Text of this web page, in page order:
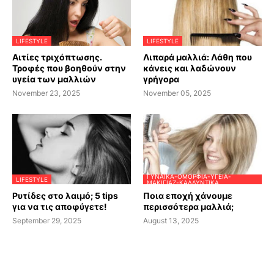
LIFESTYLE
Αιτίες τριχόπτωσης.
Τροφές που βοηθούν στην
υγεία των μαλλιών
November 23, 2025
LIFESTYLE
Λιπαρά μαλλιά: Λάθη που
κάνεις και λαδώνουν
γρήγορα
November 05, 2025
LIFESTYLE
Ρυτίδες στο λαιμό; 5 tips
για να τις αποφύγετε!
September 29, 2025
ΓΥΝΑΊΚΑ-ΟΜΟΡΦΙΆ-ΥΓΕΊΑ-
ΜΑΚΙΓΙΆΖ-ΚΑΛΛΥΝΤΙΚΆ
Ποια εποχή χάνουμε
περισσότερα μαλλιά;
August 13, 2025